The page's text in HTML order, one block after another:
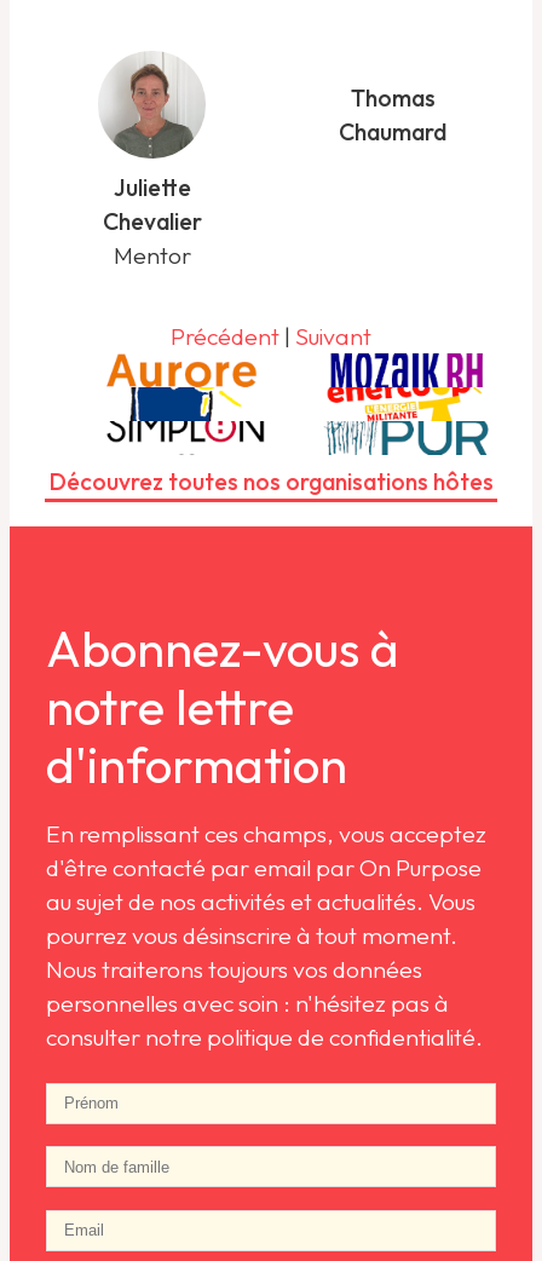
Juliette
Chevalier
Mentor
Thomas
Chaumard
Précédent | Suivant
Découvrez toutes nos organisations hôtes
Abonnez-vous à
notre lettre
d'information
En remplissant ces champs, vous acceptez
d'être contacté par email par On Purpose
au sujet de nos activités et actualités. Vous
pourrez vous désinscrire à tout moment.
Nous traiterons toujours vos données
personnelles avec soin : n'hésitez pas à
consulter notre politique de confidentialité.